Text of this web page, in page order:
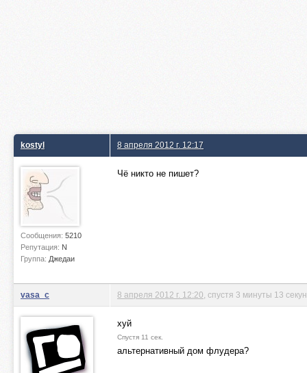
kostyl
Сообщения: 5210
Репутация: N
Группа: Джедаи
8 апреля 2012 г. 12:17
Чё никто не пишет?
vasa_c 8 апреля 2012 г. 12:20 , спустя 3 минуты 13
хуй
Спустя 11 сек.
альтернативный дом флудера?